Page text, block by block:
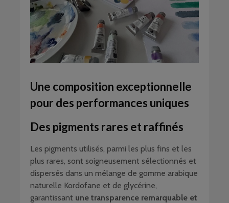
Une composition exceptionnelle
pour des performances uniques
Des pigments rares et raffinés
Les pigments utilisés, parmi les plus fins et les
plus rares, sont soigneusement sélectionnés et
dispersés dans un mélange de gomme arabique
naturelle Kordofane et de glycérine,
garantissant une transparence remarquable et